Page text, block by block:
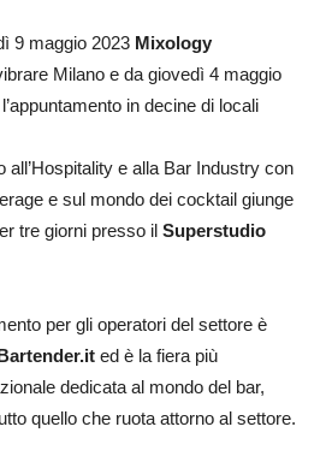
9 maggio 2023 Mixology
Milano e da giovedì 4 maggio
in decine di locali
all’Hospitality e alla Bar Industry con
e sul mondo dei cocktail giunge
tre giorni presso il Superstudio
per gli operatori del settore è
ed è la fiera più
dedicata al mondo del bar,
quello che ruota attorno al settore.